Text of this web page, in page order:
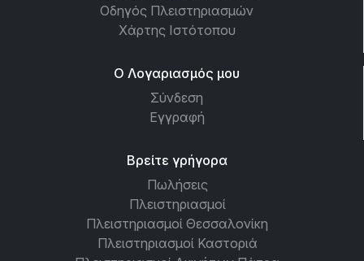
Οδηγός Πλειστηριασμών
Χάρτης Ιστότοπου
Ο Λογαριασμός μου
Σύνδεση
Εγγραφή
Βρείτε γρήγορα
Πωλήσεις
Πλειστηριασμοί
Πλειστηριασμοί Θεσσαλονίκη
Πλειστηριασμοί Καστοριά